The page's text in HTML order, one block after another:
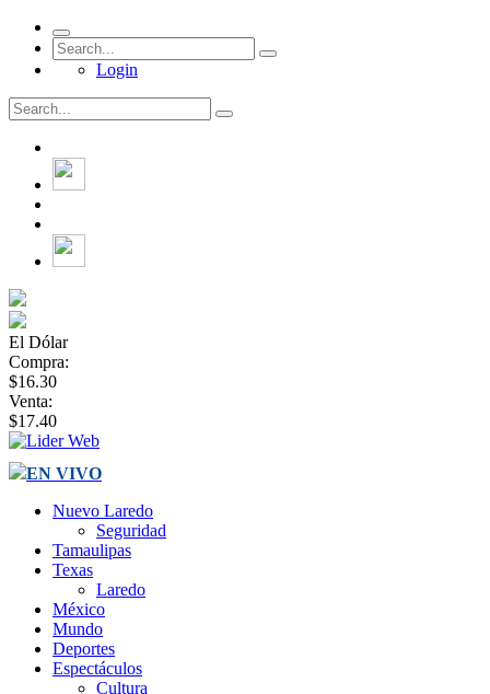
Login
El Dólar
Compra:
$16.30
Venta:
$17.40
EN VIVO
Nuevo Laredo
Seguridad
Tamaulipas
Texas
Laredo
México
Mundo
Deportes
Espectáculos
Cultura